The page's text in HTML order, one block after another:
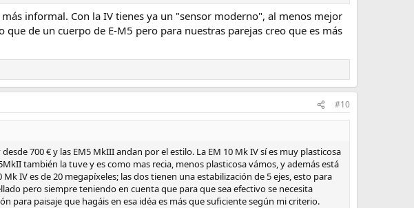
informal. Con la IV tienes ya un "sensor moderno", al menos mejor
de un cuerpo de E-M5 pero para nuestras parejas creo que es más
#10
700 € y las EM5 MkIII andan por el estilo. La EM 10 Mk IV sí es muy plasticosa
también la tuve y es como mas recia, menos plasticosa vámos, y además está
IV es de 20 megapíxeles; las dos tienen una estabilización de 5 ejes, esto para
pero siempre teniendo en cuenta que para que sea efectivo se necesita
para paisaje que hagáis en esa idéa es más que suficiente según mi criterio.